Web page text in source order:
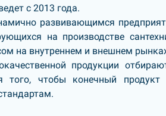
с 2013 года.
развивающимся
на производстве
на внутреннем и внешнем
продукции
того, чтобы конечный продукт